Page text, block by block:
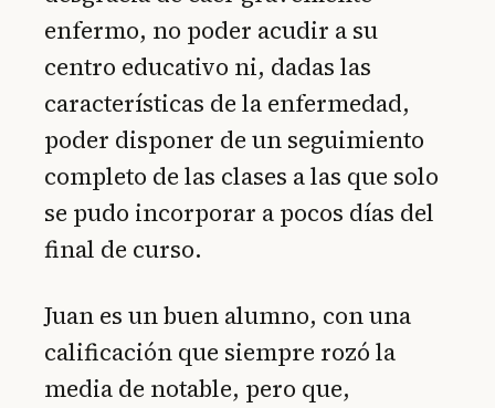
enfermo, no poder acudir a su
centro educativo ni, dadas las
características de la enfermedad,
poder disponer de un seguimiento
completo de las clases a las que solo
se pudo incorporar a pocos días del
final de curso.
Juan es un buen alumno, con una
calificación que siempre rozó la
media de notable, pero que,